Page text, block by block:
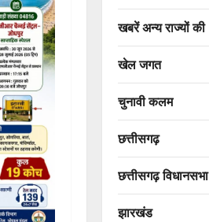
खबरें अन्य राज्यों की
खेल जगत
चुनावी कलम
छत्तीसगढ़
छत्तीसगढ़ विधानसभा
झारखंड